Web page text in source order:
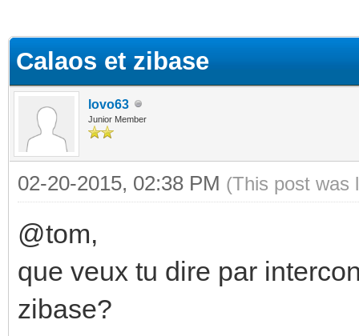
Calaos et zibase
lovo63
Junior Member
02-20-2015, 02:38 PM (This post was
@tom,
que veux tu dire par
zibase?